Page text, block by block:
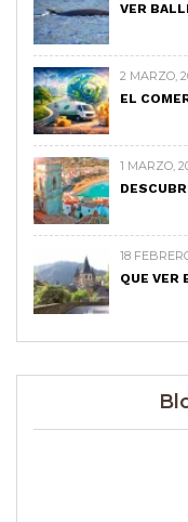
VER
2 MARZO,
EL
1 MARZO,
18
QUE VER